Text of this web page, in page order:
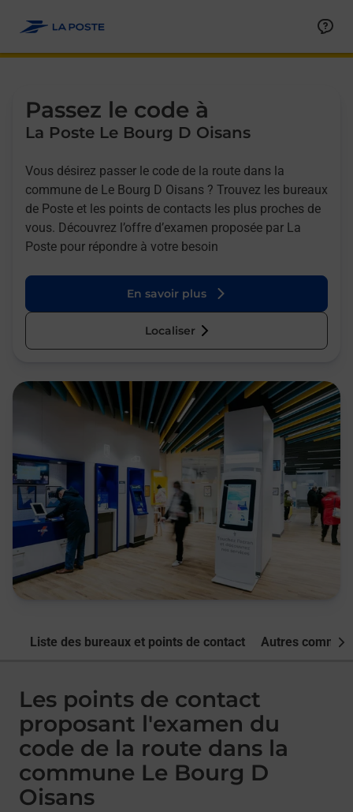
Passez le code à
La Poste Le Bourg D Oisans
Vous désirez passer le code de la route dans la
commune de Le Bourg D Oisans ? Trouvez les bureaux
de Poste et les points de contacts les plus proches de
vous. Découvrez l’offre d’examen proposée par La
Poste pour répondre à votre besoin
En savoir plus
Localiser
Liste des bureaux et points de contact Autres
Les points de contact
proposant l'examen du
code de la route dans la
commune Le Bourg D
Oisans